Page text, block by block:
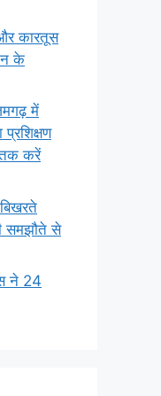
कारतूस
के
में
करें
समझौते से
ने 24